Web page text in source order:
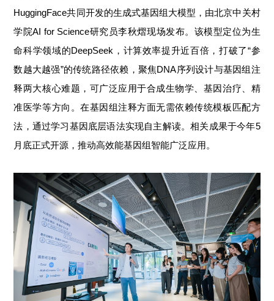
HuggingFace共同开发的生成式基因组大模型，由北京中关村
学院AI for Science研究员李秋熠现场发布。该模型定位为生
命科学领域的DeepSeek，计算效率提升近百倍，打破了“参
数越大越强”的传统路径依赖，聚焦DNA序列设计与基因组注
释两大核心难题，可广泛应用于合成生物学、基因治疗、精
准医学等方向。在基因组注释方面无需依赖传统模板匹配方
法，通过学习基因底层语法实现自主解读。相关成果于今年5
月底正式开源，推动高效能基因组智能广泛应用。